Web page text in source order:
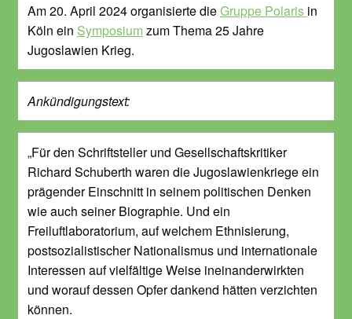
Am 20. April 2024 organisierte dieGruppe Polaris in
Köln ein Symposium zum Thema 25 Jahre
Jugoslawien Krieg.
Ankündigungstext:
„Für den Schriftsteller und Gesellschaftskritiker
Richard Schuberth waren die Jugoslawienkriege ein
prägender Einschnitt in seinem politischen Denken
wie auch seiner Biographie. Und ein
Freiluftlaboratorium, auf welchem Ethnisierung,
postsozialistischer Nationalismus und internationale
Interessen auf vielfältige Weise ineinanderwirkten
und worauf dessen Opfer dankend hätten verzichten
können.